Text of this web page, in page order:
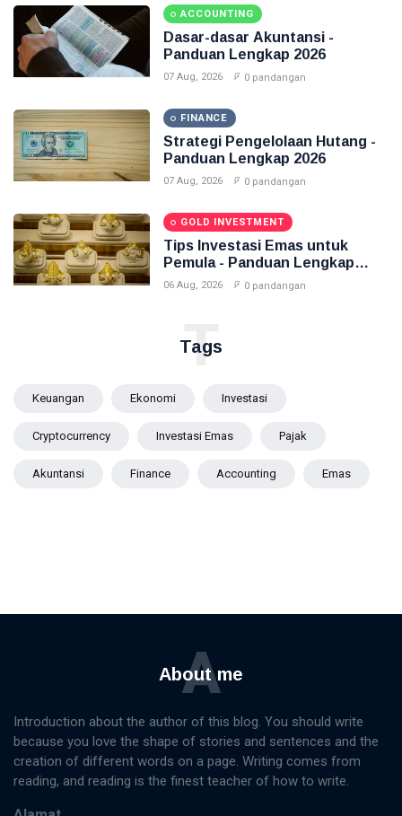
ACCOUNTING
Dasar-dasar Akuntansi -
Panduan Lengkap 2026
07 Aug, 2026 0 pandangan
FINANCE
Strategi Pengelolaan Hutang -
Panduan Lengkap 2026
07 Aug, 2026 0 pandangan
GOLD INVESTMENT
Tips Investasi Emas untuk
Pemula - Panduan Lengkap
2026
06 Aug, 2026 0 pandangan
Tags
T
Keuangan Ekonomi Investasi
Cryptocurrency Investasi Emas Pajak
Akuntansi Finance Accounting Emas
About me
A
Introduction about the author of this blog. You should write
because you love the shape of stories and sentences and the
creation of different words on a page. Writing comes from
reading, and reading is the finest teacher of how to write.